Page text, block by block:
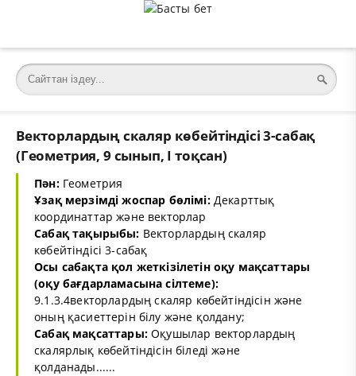
Векторлардың скаляр көбейтіндісі 3-сабақ
(Геометрия, 9 сынып, I тоқсан)
Пән:Геометрия
Ұзақ мерзімді жоспар бөлімі:Декарттық
координаттар және векторлар
Сабақ тақырыбы: Векторлардың скаляр
көбейтіндісі 3-сабақ
Осы сабақта қол жеткізілетін оқу мақсаттары
(оқу бағдарламасына сілтеме):
9.1.3.4векторлардың скаляр көбейтіндісін және
оның қасиеттерін білу және қолдану;
Сабақ мақсаттары:Оқушылар векторлардың
скалярлық көбейтіндісін біледі және
қолданады......